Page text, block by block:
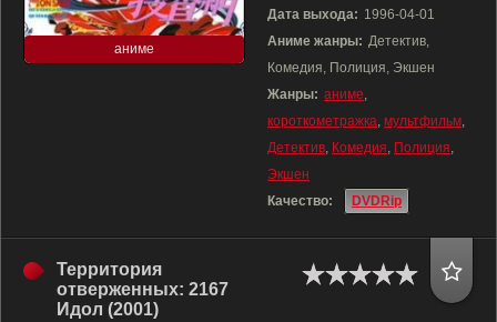
аниме
Дата выхода: 1996-04-01
Аниме жанры: Детектив,
Комедия, Полиция, Экшен
Жанры: аниме,
короткометражка, мультфильм,
Детектив, Комедия, Полиция,
Экшен
Качество:
DVDRip
Территория
отверженных: 2167
Идол (2001)